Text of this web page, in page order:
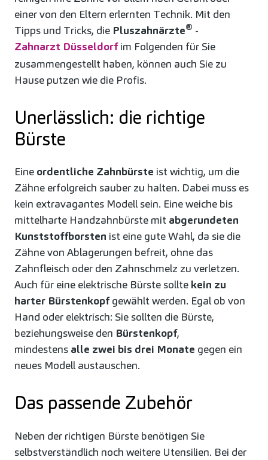
einer von den Eltern erlernten Technik. Mit den
Tipps und Tricks, die Pluszahnärzte® -
Zahnarzt Düsseldorfim Folgenden für Sie
zusammengestellt haben, können auch Sie zu
Hause putzen wie die Profis.
Unerlässlich: die richtige
Bürste
Eine ordentliche Zahnbürste ist wichtig, um die
Zähne erfolgreich sauber zu halten. Dabei muss es
kein extravagantes Modell sein. Eine weiche bis
mittelharte Handzahnbürste mit abgerundeten
Kunststoffborsten ist eine gute Wahl, da sie die
Zähne von Ablagerungen befreit, ohne das
Zahnfleisch oder den Zahnschmelz zu verletzen.
Auch für eine elektrische Bürste sollte kein zu
harter Bürstenkopfgewählt werden. Egal ob von
Hand oder elektrisch: Sie sollten die Bürste,
beziehungsweise den Bürstenkopf,
mindestens alle zwei bis drei Monate gegen ein
neues Modell austauschen.
Das passende Zubehör
Neben der richtigen Bürste benötigen Sie
selbstverständlich noch weitere Utensilien. Bei der